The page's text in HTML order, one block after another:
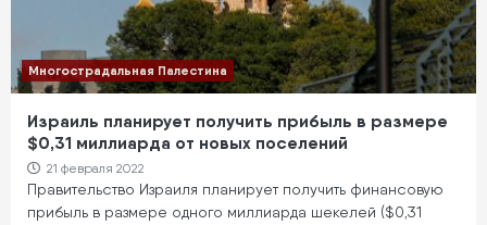
Многострадальная Палестина
Израиль планирует получить прибыль в размере
$0,31 миллиарда от новых поселений
21 февраля 2022
Правительство Израиля планирует получить финансовую
прибыль в размере одного миллиарда шекелей ($0,31